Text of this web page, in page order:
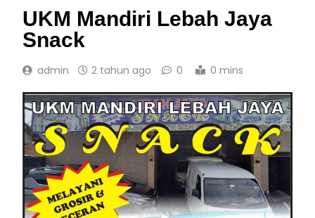
UKM Mandiri Lebah Jaya
Snack
admin 2 tahun ago 0 0 mins